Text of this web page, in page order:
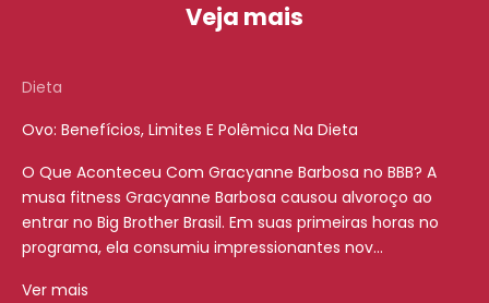
Veja mais
Dieta
Ovo: Benefícios, Limites E Polêmica Na Dieta
O Que Aconteceu Com Gracyanne Barbosa no BBB? A
musa fitness Gracyanne Barbosa causou alvoroço ao
entrar no Big Brother Brasil. Em suas primeiras horas no
programa, ela consumiu impressionantes nov...
Ver mais